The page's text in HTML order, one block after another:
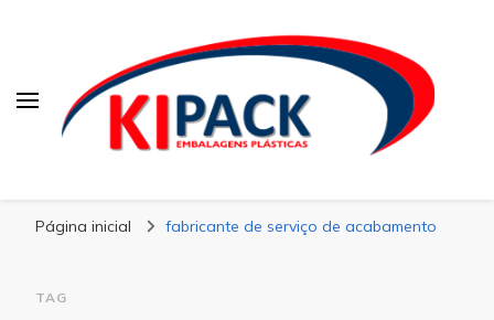
Página inicial fabricante de serviço de acabamento
TAG